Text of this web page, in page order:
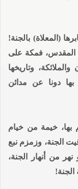
(المعلاة) بالجنة!
المقدس، فمكة على
وتاريخها
دونا عن مدائن
بها، خيمة من خيام
الجنة، وزمزم نبع
من أنهار الجنة،